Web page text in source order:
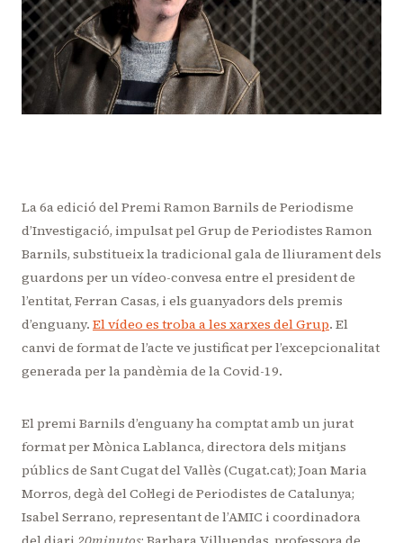
La 6a edició del Premi Ramon Barnils de Periodisme
d’Investigació, impulsat pel Grup de Periodistes Ramon
Barnils, substitueix la tradicional gala de lliurament dels
guardons per un vídeo-convesa entre el president de
l’entitat, Ferran Casas, i els guanyadors dels premis
d’enguany. El vídeo es troba a les xarxes del Grup. El
canvi de format de l’acte ve justificat per l’excepcionalitat
generada per la pandèmia de la Covid-19.
El premi Barnils d’enguany ha comptat amb un jurat
format per Mònica Lablanca, directora dels mitjans
públics de Sant Cugat del Vallès (Cugat.cat); Joan Maria
Morros, degà del Col·legi de Periodistes de Catalunya;
Isabel Serrano, representant de l’AMIC i coordinadora